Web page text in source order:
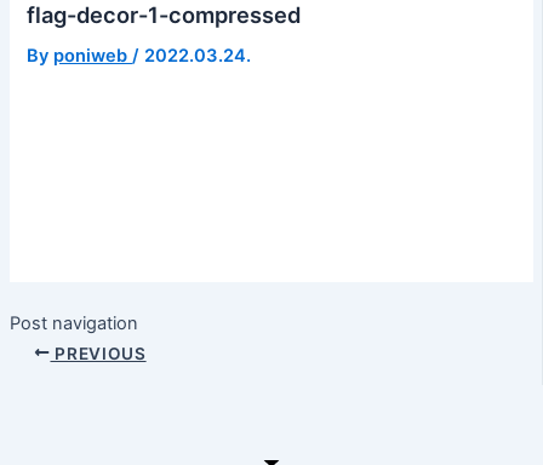
flag-decor-1-compressed
By poniweb/ 2022.03.24.
Post navigation
PREVIOUS